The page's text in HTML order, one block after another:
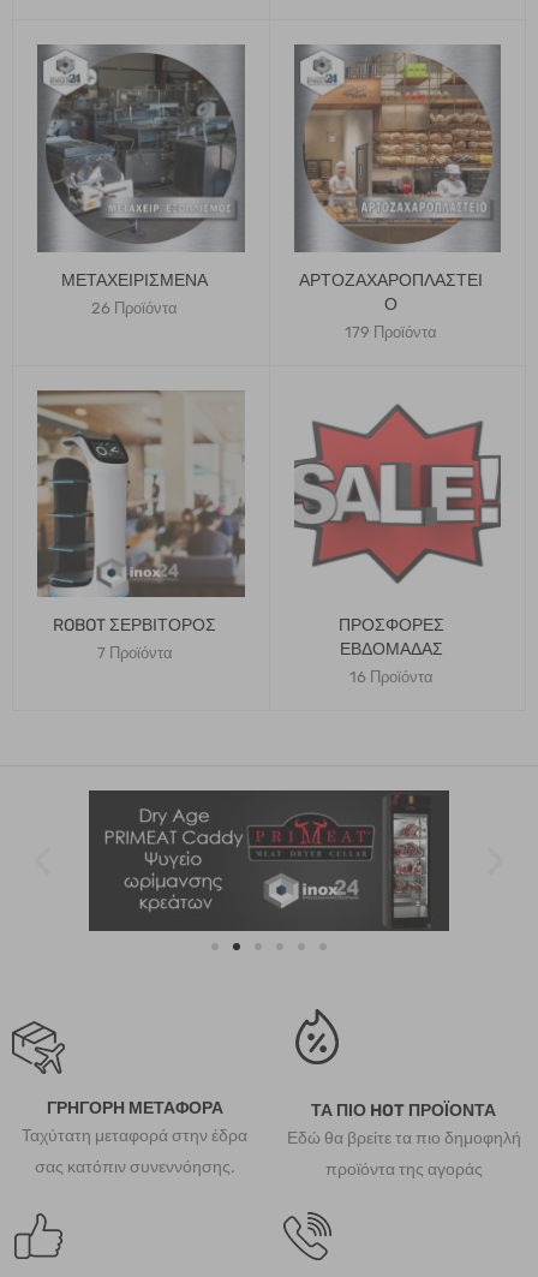
ΜΕΤΑΧΕΙΡΙΣΜΈΝΑ
26 Προϊόντα
ΑΡΤΟΖΑΧΑΡΟΠΛΑΣΤΕΊ
Ο
179 Προϊόντα
ROBOT ΣΕΡΒΙΤΟΡΟΣ
7 Προϊόντα
ΠΡΟΣΦΟΡΕΣ
ΕΒΔΟΜΑΔΑΣ
16 Προϊόντα
ΓΡΗΓΟΡΗ ΜΕΤΑΦΟΡΑ
Ταχύτατη μεταφορά στην έδρα
σας κατόπιν συνεννόησης.
ΤΑ ΠΙΟ HOT ΠΡΟΪΟΝΤΑ
Εδώ θα βρείτε τα πιο δημοφηλή
προϊόντα της αγοράς